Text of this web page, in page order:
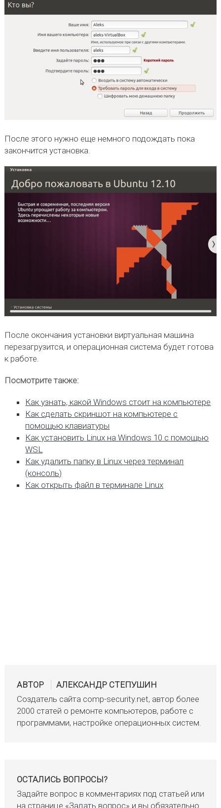
После этого нужно еще немного подождать пока
закончится установка.
После окончания установки виртуальная машина
перезагрузится, и операционная система будет готова
к работе.
Посмотрите также:
Как узнать, какой Windows стоит на компьютере
Как сделать скриншот на компьютере с
помощью клавиатуры
Как установить Linux на Windows 10 с помощью
WSL
Как удалить папку в Linux через терминал
(консоль)
Как открыть файл в терминале Linux
АВТОР
АЛЕКСАНДР СТЕПУШИН
Создатель сайта comp-security.net, автор более
2000 статей о ремонте компьютеров, работе с
программами, настройке операционных систем.
ОСТАЛИСЬ ВОПРОСЫ?
Задайте вопрос в комментариях под статьей или
на странице «Задать вопрос» и вы обязательно